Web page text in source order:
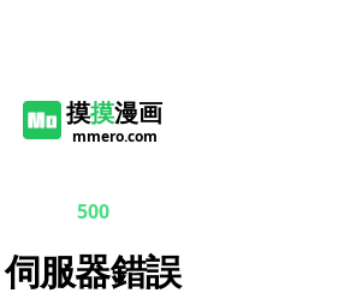
摸摸漫画
mmero.com
500
伺服器錯誤